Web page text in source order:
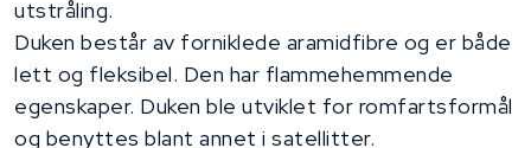
utstråling.
Duken består av forniklede aramidfibre og er både
lett og fleksibel. Den har flammehemmende
egenskaper. Duken ble utviklet for romfartsformål
og benyttes blant annet i satellitter.